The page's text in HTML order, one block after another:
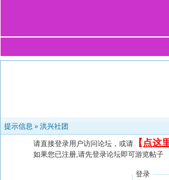
提示信息 » 洪兴社团
请直接登录用户访问论坛，或请 【 点这
如果您已注册,请先登录论坛即可游览帖子
登录